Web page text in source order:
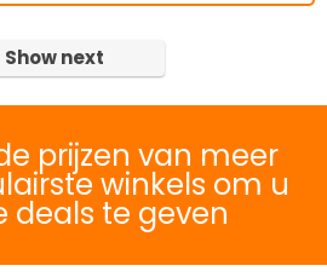
Show next
prijzen van meer
winkels om u
deals te geven